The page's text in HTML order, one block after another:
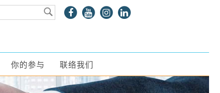
你的参与 联络我们